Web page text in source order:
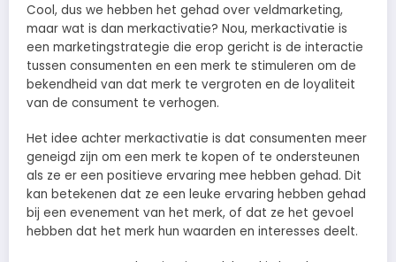
Cool, dus we hebben het gehad over veldmarketing,
maar wat is dan merkactivatie? Nou, merkactivatie is
een marketingstrategie die erop gericht is de interactie
tussen consumenten en een merk te stimuleren om de
bekendheid van dat merk te vergroten en de loyaliteit
van de consument te verhogen.
Het idee achter merkactivatie is dat consumenten meer
geneigd zijn om een merk te kopen of te ondersteunen
als ze er een positieve ervaring mee hebben gehad. Dit
kan betekenen dat ze een leuke ervaring hebben gehad
bij een evenement van het merk, of dat ze het gevoel
hebben dat het merk hun waarden en interesses deelt.